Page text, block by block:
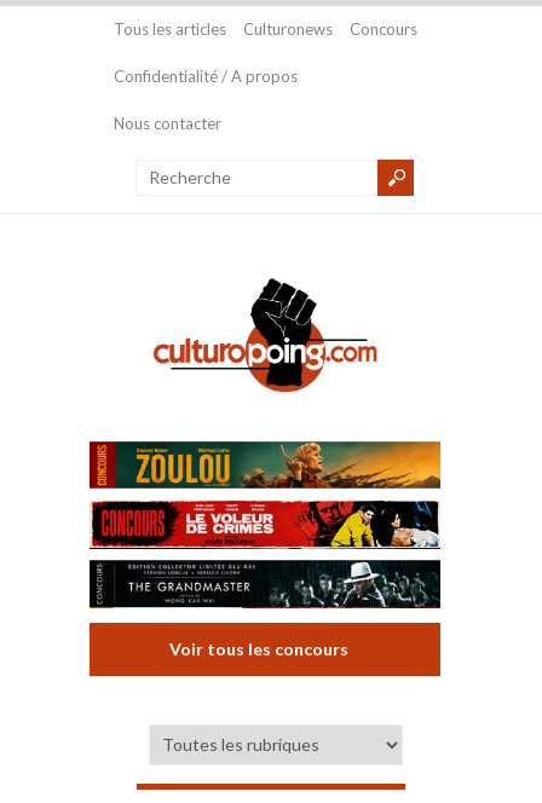
Tous les articles Culturonews Concours
Confidentialité / A propos
Nous contacter
Voir tous les concours